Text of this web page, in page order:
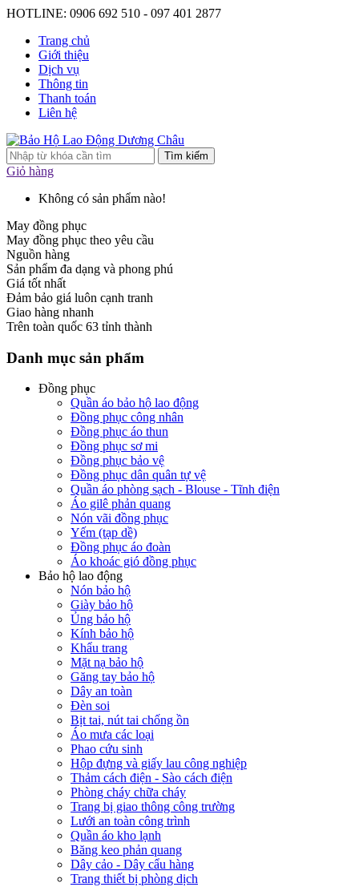
HOTLINE: 0906 692 510 - 097 401 2877
Trang chủ
Giới thiệu
Dịch vụ
Thông tin
Thanh toán
Liên hệ
Tìm kiếm
Giỏ hàng
Không có sản phẩm nào!
May đồng phục
May đồng phục theo yêu cầu
Nguồn hàng
Sản phẩm đa dạng và phong phú
Giá tốt nhất
Đảm bảo giá luôn cạnh tranh
Giao hàng nhanh
Trên toàn quốc 63 tỉnh thành
Danh mục sản phẩm
Đồng phục
Quần áo bảo hộ lao động
Đồng phục công nhân
Đồng phục áo thun
Đồng phục sơ mi
Đồng phục bảo vệ
Đồng phục dân quân tự vệ
Quần áo phòng sạch - Blouse - Tĩnh điện
Áo gilê phản quang
Nón vãi đồng phục
Yếm (tạp dề)
Đồng phục áo đoàn
Áo khoác gió đồng phục
Bảo hộ lao động
Nón bảo hộ
Giày bảo hộ
Ủng bảo hộ
Kính bảo hộ
Khẩu trang
Mặt nạ bảo hộ
Găng tay bảo hộ
Dây an toàn
Đèn soi
Bịt tai, nút tai chống ồn
Áo mưa các loại
Phao cứu sinh
Hộp đựng và giấy lau công nghiệp
Thảm cách điện - Sào cách điện
Phòng cháy chữa cháy
Trang bị giao thông công trường
Lưới an toàn công trình
Quần áo kho lạnh
Băng keo phản quang
Dây cảo - Dây cẩu hàng
Trang thiết bị phòng dịch